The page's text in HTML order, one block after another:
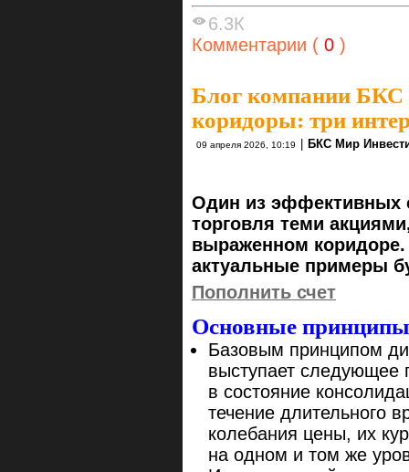
6.3К
Комментарии ( 0 )
Блог компании БКС
коридоры: три
09 апреля 2026, 10:19 БКС Мир
Один из эффективных
торговля теми
выраженном коридоре.
актуальные примеры
Пополнить счет
Основные принципы
Базовым принципом
выступает
в состояние
течение длительного
колебания цены, их
на одном и том же